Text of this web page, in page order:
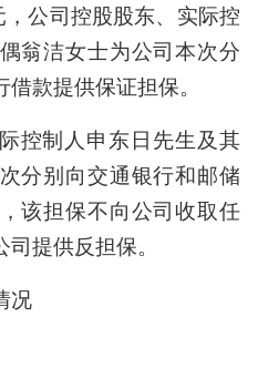
公司控股股东、实际控
翁洁女士为公司本次分
款提供保证担保。
控制人申东日先生及其
分别向交通银行和邮储
该担保不向公司收取任
提供反担保。
况